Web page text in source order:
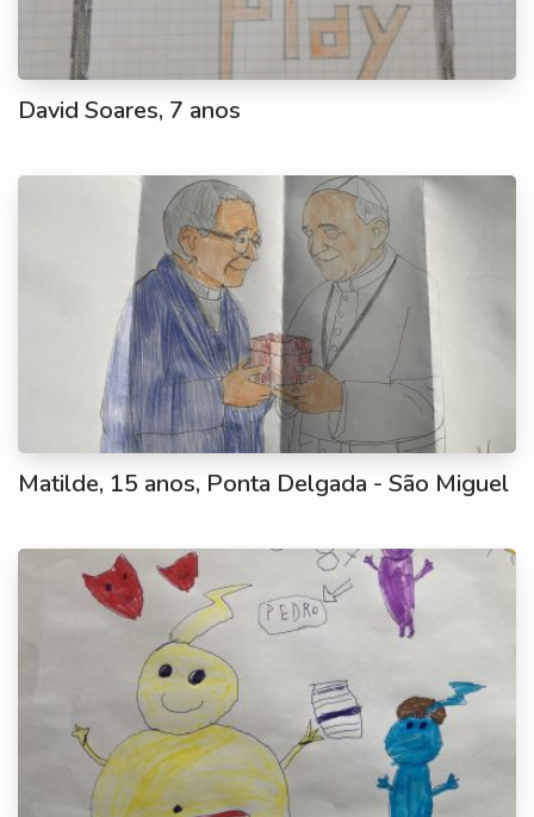
David Soares, 7 anos
Matilde, 15 anos, Ponta Delgada - São Miguel